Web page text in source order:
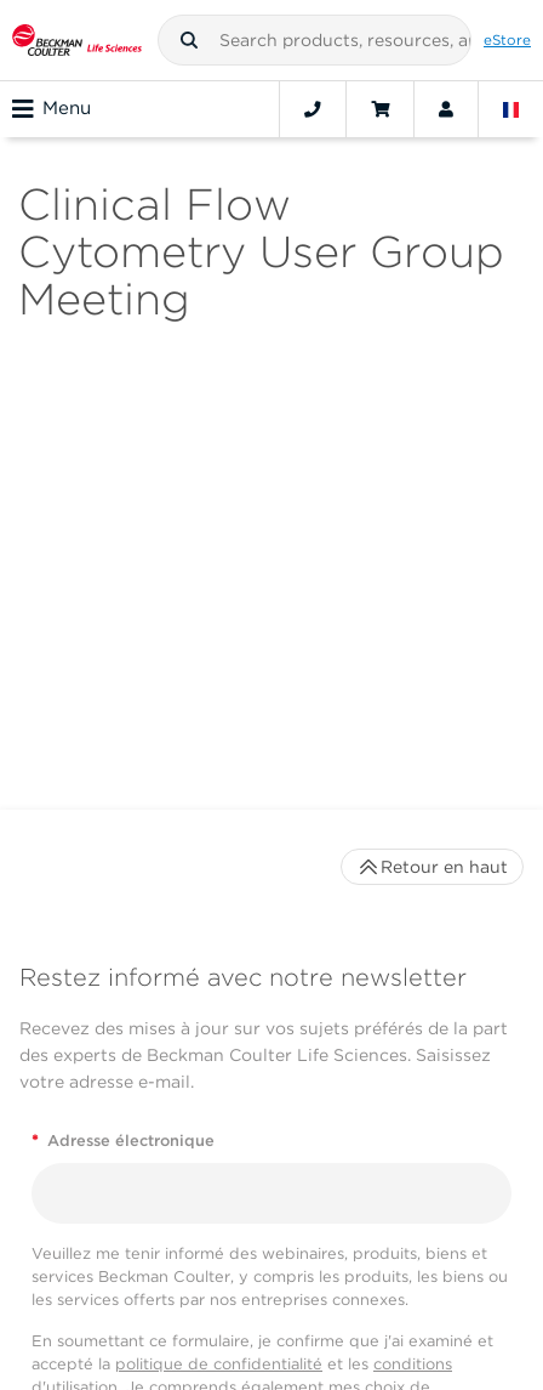
eStore
Menu
Clinical Flow
Cytometry User Group
Meeting
Restez informé avec notre newsletter
Recevez des mises à jour sur vos sujets préférés de la part
des experts de Beckman Coulter Life Sciences. Saisissez
votre adresse e-mail.
* Adresse électronique
Veuillez me tenir informé des webinaires, produits, biens et
services Beckman Coulter, y compris les produits, les biens ou
les services offerts par nos entreprises connexes.
En soumettant ce formulaire, je confirme que j'ai examiné et
accepté la politique de confidentialité et les conditions
Retour en haut